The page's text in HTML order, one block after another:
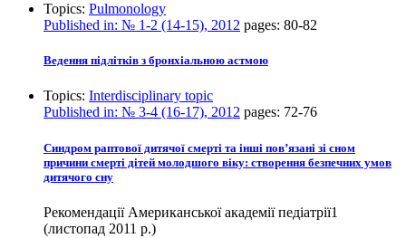
Topics: Pulmonology
Published in: № 1-2 (14-15), 2012 pages: 80-82
Ведення підлітків з бронхіальною астмою
Topics: Interdisciplinary topic
Published in: № 3-4 (16-17), 2012 pages: 72-76
Синдром раптової дитячої смерті та інші пов’язані зі сном
причини смерті дітей молодшого віку: створення безпечних умов
дитячого сну
Рекомендації Американської академії педіатрії1
(листопад 2011 р.)